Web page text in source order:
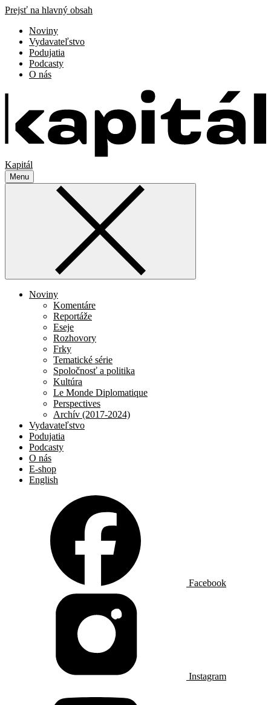
Prejsť na hlavný obsah
Noviny
Vydavateľstvo
Podujatia
Podcasty
O nás
Kapitál
Menu
Noviny
Komentáre
Reportáže
Eseje
Rozhovory
Frky
Tematické série
Spoločnosť a politika
Kultúra
Le Monde Diplomatique
Perspectives
Archív (2017-2024)
Vydavateľstvo
Podujatia
Podcasty
O nás
E-shop
English
Facebook
Instagram